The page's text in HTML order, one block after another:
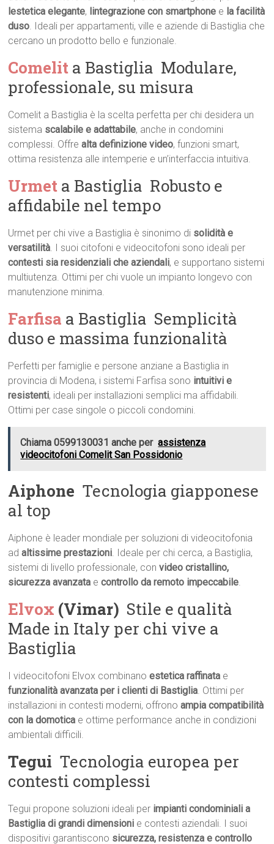
lestetica elegante, lintegrazione con smartphone e la facilità
duso. Ideali per appartamenti, ville e aziende di Bastiglia che
cercano un prodotto bello e funzionale.
Comelit a Bastiglia  Modulare,
professionale, su misura
Comelit a Bastiglia è la scelta perfetta per chi desidera un
sistema scalabile e adattabile, anche in condomini
complessi. Offrealta definizione video, funzioni smart,
ottima resistenza alle intemperie e un’interfaccia intuitiva.
Urmet a Bastiglia  Robusto e
affidabile nel tempo
Urmet per chi vive a Bastiglia è sinonimo di solidità e
versatilità. I suoi citofoni e videocitofoni sono ideali per
contesti sia residenziali che aziendali, e supportano sistemi
multiutenza. Ottimi per chi vuole un impianto longevo con
manutenzione minima.
Farfisa a Bastiglia  Semplicità
duso e massima funzionalità
Perfetti per famiglie e persone anziane a Bastiglia in
provincia di Modena, i sistemi Farfisa sono intuitivi e
resistenti, ideali per installazioni semplici ma affidabili.
Ottimi per case singole o piccoli condomini.
Chiama 0599130031 anche per assistenza
videocitofoni Comelit San Possidonio
Aiphone  Tecnologia giapponese
al top
Aiphone è leader mondiale per soluzioni di videocitofonia
adaltissime prestazioni. Ideale per chi cerca, a Bastiglia,
sistemi di livello professionale, convideo cristallino,
sicurezza avanzata econtrollo da remoto impeccabile.
Elvox (Vimar)  Stile e qualità
Made in Italy per chi vive a
Bastiglia
I videocitofoni Elvox combinanoestetica raffinata e
funzionalità avanzata per i clienti di Bastiglia. Ottimi per
installazioni in contesti moderni, offronoampia compatibilità
con la domotica e ottime performance anche in condizioni
ambientali difficili.
Tegui  Tecnologia europea per
contesti complessi
Tegui propone soluzioni ideali per impianti condominiali a
Bastiglia di grandi dimensioni e contesti aziendali. I suoi
dispositivi garantiscono sicurezza, resistenza e controllo